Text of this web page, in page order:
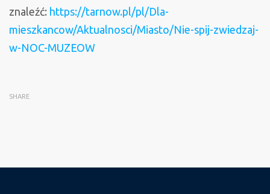
znaleźć: https://tarnow.pl/pl/Dla-
mieszkancow/Aktualnosci/Miasto/Nie-spij-zwiedzaj-
w-NOC-MUZEOW
SHARE